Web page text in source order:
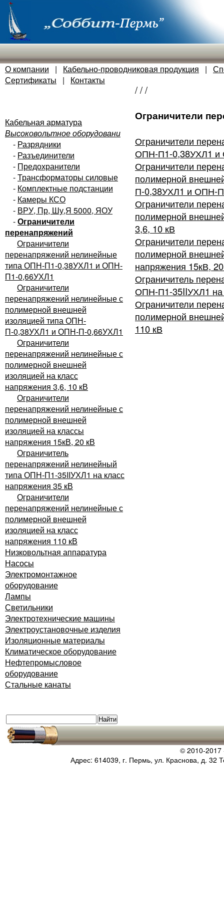
О компании | Кабельно-проводниковая продукция |
Сертификаты | Контакты
///
Ограничители
Ограничители
ОПН-П1-0,38УХЛ1
Ограничители
полимерной
П-0,38УХЛ1 и ОПН-
Ограничители
полимерной
3,6, 10 кВ
Ограничители
полимерной
напряжения 15кВ,
Ограничитель
ОПН-П1-35IIУХЛ1 на
Ограничители
полимерной
110 кВ
Кабельная арматура
Высоковольтное оборудовани
- Разрядники
- Разъединители
- Предохранители
-Трансформаторы силовые
- Комплектные подстанции
- Камеры КСО
- ВРУ, Пр, Шу,Я 5000, ЯОУ
-Ограничители
перенапряжений
Ограничители
перенапряжений нелинейные
типа ОПН-П1-0,38УХЛ1 и ОПН-
П1-0,66УХЛ1
Ограничители
перенапряжений нелинейные с
полимерной внешней
изоляцией типа ОПН-
П-0,38УХЛ1 и ОПН-П-0,66УХЛ1
Ограничители
перенапряжений нелинейные с
полимерной внешней
изоляцией на класс
напряжения 3,6, 10 кВ
Ограничители
перенапряжений нелинейные с
полимерной внешней
изоляцией на классы
напряжения 15кВ, 20 кВ
Ограничитель
перенапряжений нелинейный
типа ОПН-П1-35IIУХЛ1 на класс
напряжения 35 кВ
Ограничители
перенапряжений нелинейные с
полимерной внешней
изоляцией на класс
напряжения 110 кВ
Низковольтная аппаратура
Насосы
Электромонтажное
оборудование
Лампы
Светильники
Электротехнические машины
Электроустановочные изделия
Изоляционные материалы
Климатическое оборудование
Нефтепромысловое
оборудование
Стальные канаты
© 2010-
Адрес: 614039, г. Пермь, ул. Краснова, д. 32